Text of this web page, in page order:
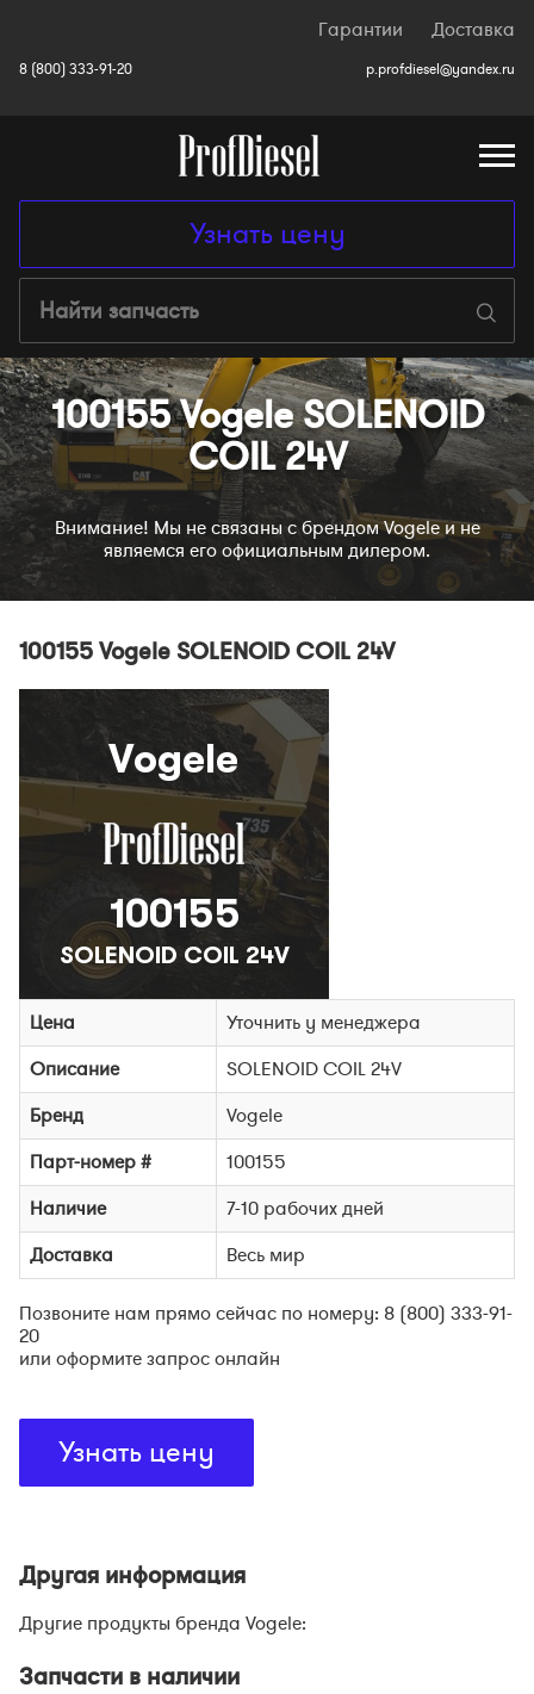
Гарантии Доставка
8 (800) 333-91-20 p.profdiesel@yandex.ru
Узнать цену
100155 Vogele SOLENOID
COIL 24V
Внимание! Мы не связаны с брендом Vogeleи не
являемся его официальным дилером.
100155 Vogele SOLENOID COIL 24V
Цена
Уточнить у менеджера
Описание
SOLENOID COIL 24V
Бренд
Vogele
Парт-номер #
100155
Наличие
7-10 рабочих дней
Доставка
Весь мир
Позвоните нам прямо сейчас по номеру: 8 (800) 333-91-
20
или оформите запрос онлайн
Узнать цену
Другая информация
Другие продукты бренда Vogele:
Запчасти в наличии